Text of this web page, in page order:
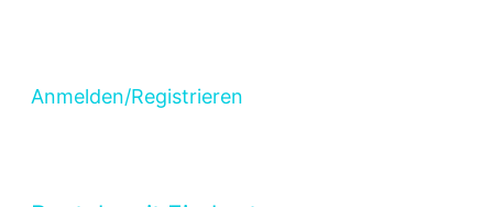
Anmelden/Registrieren